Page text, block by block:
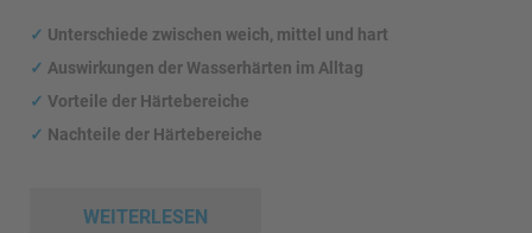
✓ Unterschiede zwischen weich, mittel und hart
✓ Auswirkungen der Wasserhärten im Alltag
✓ Vorteile der Härtebereiche
✓ Nachteile der Härtebereiche
WEITERLESEN